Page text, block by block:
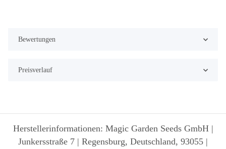
Bewertungen
Preisverlauf
Herstellerinformationen: Magic Garden Seeds GmbH |
Junkersstraße 7 | Regensburg, Deutschland, 93055 |